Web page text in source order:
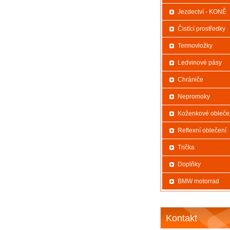
Jezdectví - KONĚ
Čistící prostředky
Termovložky
Ledvinové pásy
Chrániče
Nepromoky
Koženkové
Reflexní oblečení
Trička
Doplňky
BMW motorrad
Kontakt